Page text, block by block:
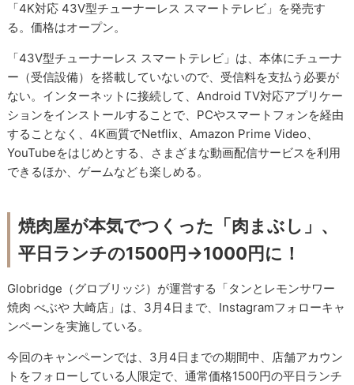
「4K対応 43V型チューナーレス スマートテレビ」を発売す
る。価格はオープン。
「43V型チューナーレス スマートテレビ」は、本体にチューナ
ー（受信設備）を搭載していないので、受信料を支払う必要が
ない。インターネットに接続して、Android TV対応アプリケー
ションをインストールすることで、PCやスマートフォンを経由
することなく、4K画質でNetflix、Amazon Prime Video、
YouTubeをはじめとする、さまざまな動画配信サービスを利用
できるほか、ゲームなども楽しめる。
焼肉屋が本気でつくった「肉まぶし」、
平日ランチの1500円→1000円に！
Globridge（グロブリッジ）が運営する「タンとレモンサワー
焼肉 べぶや 大崎店」は、3月4日まで、Instagramフォローキャ
ンペーンを実施している。
今回のキャンペーンでは、3月4日までの期間中、店舗アカウン
トをフォローしている人限定で、通常価格1500円の平日ランチ